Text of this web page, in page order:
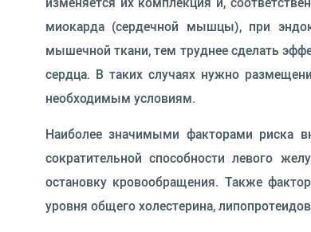
миокарда (сердечной мышцы), при
мышечной ткани, тем труднее сделать
сердца. В таких случаях нужно
необходимым условиям.
Наиболее значимыми факторами риска
сократительной способности левого
остановку кровообращения. Также
уровня общего холестерина,